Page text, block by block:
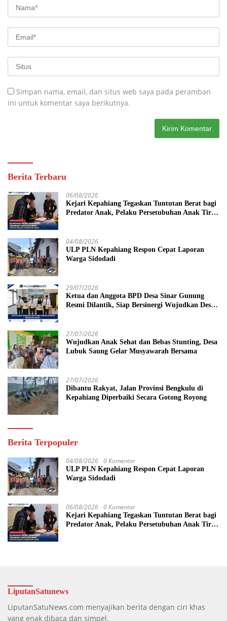
Simpan nama, email, dan situs web saya pada peramban
ini untuk komentar saya berikutnya.
Berita Terbaru
06/08/2026
Kejari Kepahiang Tegaskan Tuntutan Berat bagi
Predator Anak, Pelaku Persetubuhan Anak Tiri
04/08/2026
ULP PLN Kepahiang Respon Cepat Laporan
Warga Sidodadi
29/07/2026
Ketua dan Anggota BPD Desa Sinar Gunung
Resmi Dilantik, Siap Bersinergi Wujudkan Desa
27/07/2026
Wujudkan Anak Sehat dan Bebas Stunting, Desa
Lubuk Saung Gelar Musyawarah Bersama
27/07/2026
Dibantu Rakyat, Jalan Provinsi Bengkulu di
Kepahiang Diperbaiki Secara Gotong Royong
Berita Terpopuler
04/08/2026 0 Komentar
ULP PLN Kepahiang Respon Cepat Laporan
Warga Sidodadi
06/08/2026 0 Komentar
Kejari Kepahiang Tegaskan Tuntutan Berat bagi
Predator Anak, Pelaku Persetubuhan Anak Tiri
LiputanSatunews
LiputanSatuNews.com menyajikan berita dengan ciri khas
yang enak dibaca dan simpel.